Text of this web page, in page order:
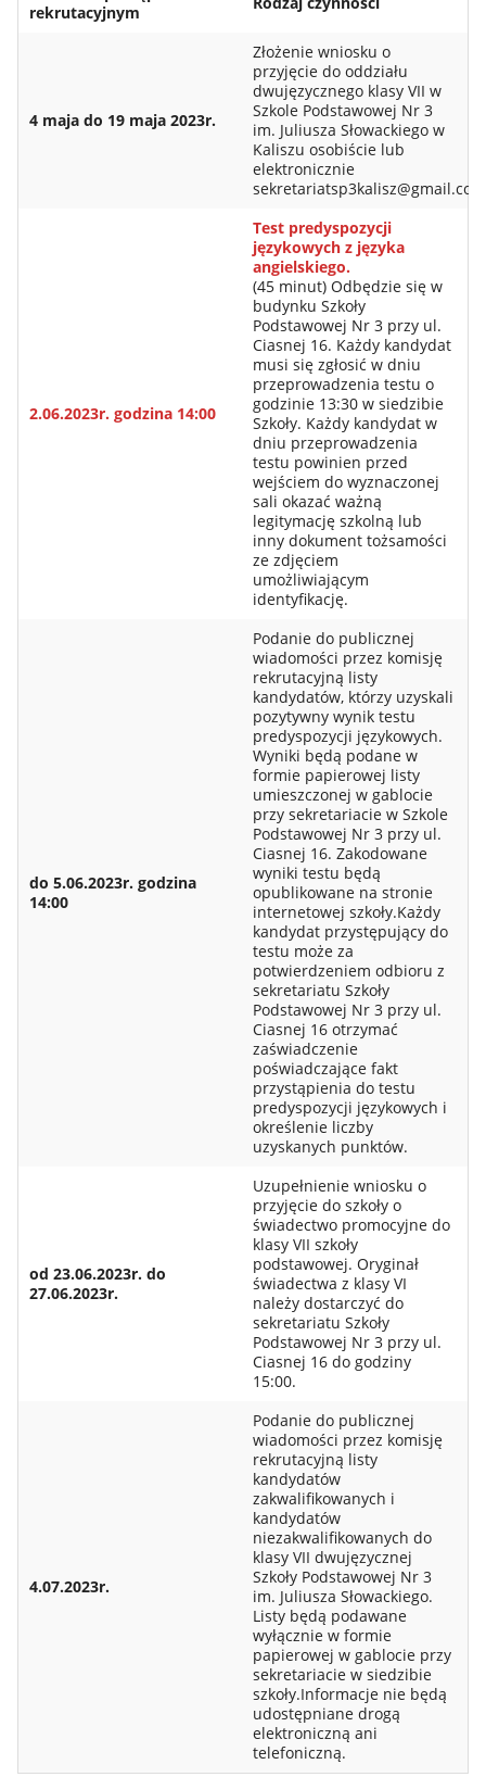
rekrutacyjnym
4 maja do 19 maja 2023r.
Złożenie wniosku o
przyjęcie do oddziału
dwujęzycznego klasy VII w
Szkole Podstawowej Nr 3
im. Juliusza Słowackiego w
Kaliszu osobiście lub
elektronicznie
sekretariatsp3kalisz@gmail.com
2.06.2023r. godzina 14:00
Test predyspozycji
językowych z języka
angielskiego.
(45 minut) Odbędzie się w
budynku Szkoły
Podstawowej Nr 3 przy ul.
Ciasnej 16. Każdy kandydat
musi się zgłosić w dniu
przeprowadzenia testu o
godzinie 13:30 w siedzibie
Szkoły. Każdy kandydat w
dniu przeprowadzenia
testu powinien przed
wejściem do wyznaczonej
sali okazać ważną
legitymację szkolną lub
inny dokument tożsamości
ze zdjęciem
umożliwiającym
identyfikację.
do 5.06.2023r. godzina
14:00
Podanie do publicznej
wiadomości przez komisję
rekrutacyjną listy
kandydatów, którzy uzyskali
pozytywny wynik testu
predyspozycji językowych.
Wyniki będą podane w
formie papierowej listy
umieszczonej w gablocie
przy sekretariacie w Szkole
Podstawowej Nr 3 przy ul.
Ciasnej 16. Zakodowane
wyniki testu będą
opublikowane na stronie
internetowej szkoły.Każdy
kandydat przystępujący do
testu może za
potwierdzeniem odbioru z
sekretariatu Szkoły
Podstawowej Nr 3 przy ul.
Ciasnej 16 otrzymać
zaświadczenie
poświadczające fakt
przystąpienia do testu
predyspozycji językowych i
określenie liczby
uzyskanych punktów.
od 23.06.2023r. do
27.06.2023r.
Uzupełnienie wniosku o
przyjęcie do szkoły o
świadectwo promocyjne do
klasy VII szkoły
podstawowej. Oryginał
świadectwa z klasy VI
należy dostarczyć do
sekretariatu Szkoły
Podstawowej Nr 3 przy ul.
Ciasnej 16 do godziny
15:00.
4.07.2023r.
Podanie do publicznej
wiadomości przez komisję
rekrutacyjną listy
kandydatów
zakwalifikowanych i
kandydatów
niezakwalifikowanych do
klasy VII dwujęzycznej
Szkoły Podstawowej Nr 3
im. Juliusza Słowackiego.
Listy będą podawane
wyłącznie w formie
papierowej w gablocie przy
sekretariacie w siedzibie
szkoły.Informacje nie będą
udostępniane drogą
elektroniczną ani
telefoniczną.